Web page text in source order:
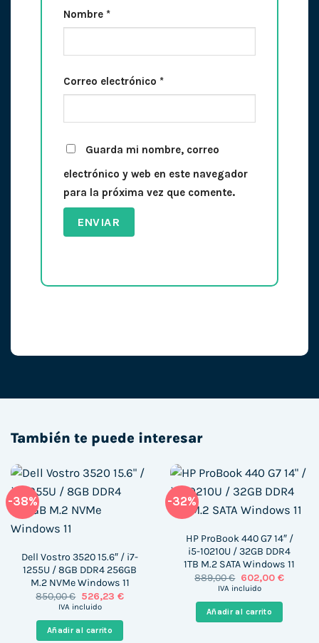
Nombre *
Correo electrónico *
Guarda mi nombre, correo
electrónico y web en este navegador
para la próxima vez que comente.
También te puede interesar
-38%
Dell Vostro 3520 15.6″ / i7-
1255U / 8GB DDR4 256GB
M.2 NVMe Windows 11
850,00€ El
precio
era:
850,00 €.
526,23 €El
es:
IVA incluido
Añadir al carrito
-32%
HP ProBook 440 G7 14″ /
i5-10210U / 32GB DDR4
1TB M.2 SATA Windows 11
889,00€ El
precio
era:
889,00 €.
602,00 €El
IVA incluido
Añadir al carrito